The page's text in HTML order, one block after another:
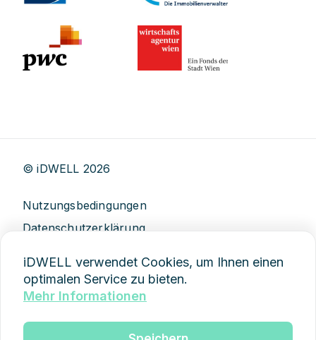
© iDWELL 2026
Nutzungsbedingungen
Datenschutzerklärung
Impressum
Demo anfragen
iDWELL verwendet Cookies, um Ihnen einen
optimalen Service zu bieten.
Mehr Informationen